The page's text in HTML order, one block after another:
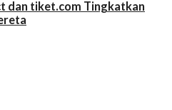
dan tiket.com Tingkatkan